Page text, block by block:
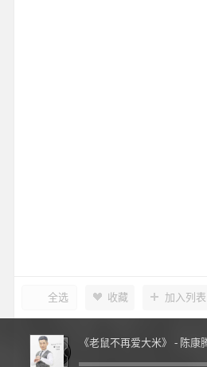
全选 收藏 加入列表
《老鼠不再爱大米》 - 陈康